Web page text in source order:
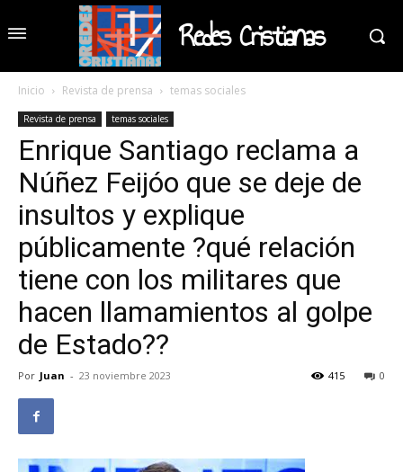
Redes Cristianas
Inicio Revista de prensa temas sociales
Revista de prensa temas sociales
Enrique Santiago reclama a
Núñez Feijóo que se deje de
insultos y explique
públicamente ?qué relación
tiene con los militares que
hacen llamamientos al golpe
de Estado??
Por Juan - 23 noviembre 2023 0
415